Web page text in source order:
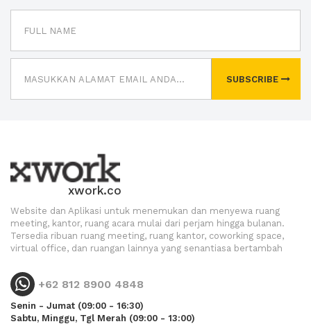
SUBSCRIBE
xwork.co
Website dan Aplikasi untuk menemukan dan menyewa ruang
meeting, kantor, ruang acara mulai dari perjam hingga bulanan.
Tersedia ribuan ruang meeting, ruang kantor, coworking space,
virtual office, dan ruangan lainnya yang senantiasa bertambah
+62 812 8900 4848
Senin - Jumat (09:00 - 16:30)
Sabtu, Minggu, Tgl Merah (09:00 - 13:00)